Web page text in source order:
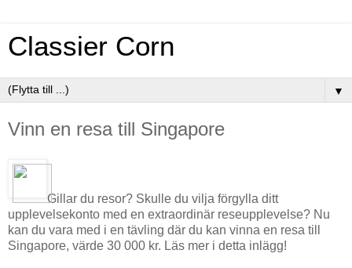
Classier Corn
▼
Vinn en resa till Singapore
Gillar du resor? Skulle du vilja förgylla ditt
upplevelsekonto med en extraordinär reseupplevelse? Nu
kan du vara med i en tävling där du kan vinna en resa till
Singapore, värde 30 000 kr. Läs mer i detta inlägg!